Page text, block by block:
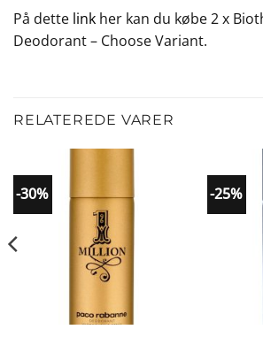
På dette link her kan du købe 2 x
Deodorant – Choose Variant.
RELATEREDE VARER
-30% -25%